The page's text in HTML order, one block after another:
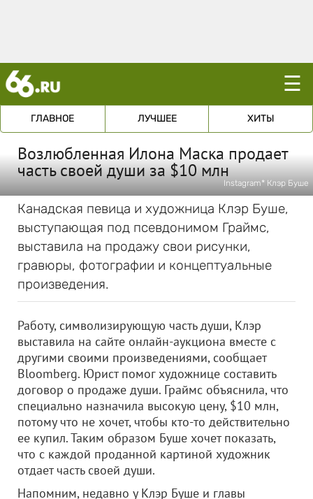
☰
ГЛАВНОЕ ЛУЧШЕЕ ХИТЫ
Возлюбленная Илона Маска продает
часть своей души за $10 млн
Instagram* Клэр Буше
Канадская певица и художница Клэр Буше,
выступающая под псевдонимом Граймс,
выставила на продажу свои рисунки,
гравюры, фотографии и концептуальные
произведения.
Работу, символизирующую часть души, Клэр
выставила на сайте онлайн-аукциона вместе с
другими своими произведениями, сообщает
Bloomberg. Юрист помог художнице составить
договор о продаже души. Граймс объяснила, что
специально назначила высокую цену, $10 млн,
потому что не хочет, чтобы кто-то действительно
ее купил. Таким образом Буше хочет показать,
что с каждой проданной картиной художник
отдает часть своей души.
Напомним, недавно у Клэр Буше и главы